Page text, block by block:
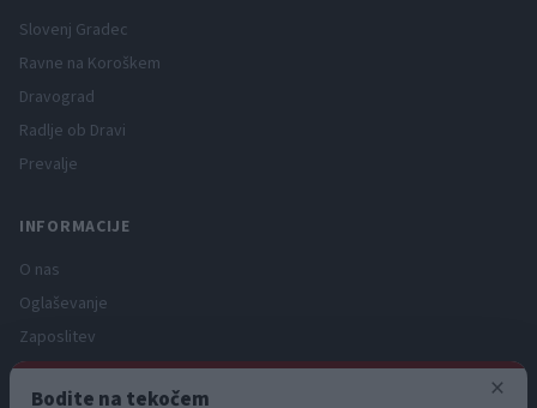
Slovenj Gradec
Ravne na Koroškem
Dravograd
Radlje ob Dravi
Prevalje
INFORMACIJE
O nas
Oglaševanje
Zaposlitev
Pravno obvestilo
×
Bodite na tekočem